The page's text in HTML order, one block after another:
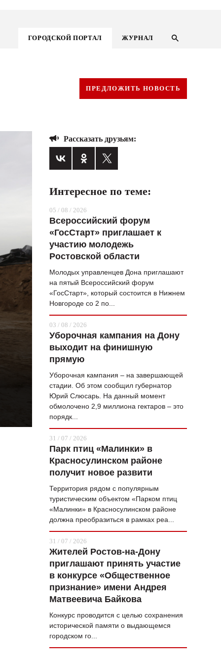
ГОРОДСКОЙ ПОРТАЛ ЖУРНАЛ
ГОРОДСКОЙ ПОРТАЛ
ВОПРОС НЕДЕЛИ
ТАМ И ТУТ
СТИЛЬ ЖИЗНИ
КУЛЬТ ЕДЫ
ЖУРНАЛ
ПРЕДЛОЖИТЬ НОВОСТЬ
Рассказать друзьям:
Интересное по теме:
05 / 08 / 2026
Всероссийский форум
«ГосСтарт» приглашает к
участию молодежь
Ростовской области
Молодых управленцев Дона приглашают
на пятый Всероссийский форум
«ГосСтарт», который состоится в Нижнем
Новгороде со 2 по...
03 / 08 / 2026
Уборочная кампания на Дону
выходит на финишную
прямую
Уборочная кампания – на завершающей
стадии. Об этом сообщил губернатор
Юрий Слюсарь. На данный момент
обмолочено 2,9 миллиона гектаров – это
порядк...
31 / 07 / 2026
Парк птиц «Малинки» в
Красносулинском районе
получит новое развити
Территория рядом с популярным
туристическим объектом «Парком птиц
«Малинки» в Красносулинском районе
должна преобразиться в рамках реа...
31 / 07 / 2026
Жителей Ростов-на-Дону
приглашают принять участие
в конкурсе «Общественное
признание» имени Андрея
Матвеевича Байкова
Конкурс проводится с целью сохранения
исторической памяти о выдающемся
городском го...